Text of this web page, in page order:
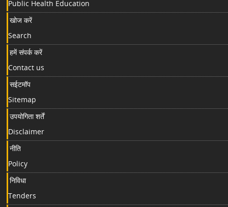
Public Health Education
खोज करें
Search
हमें संपर्क करें
Contact us
सईटमॉप
Sitemap
उपयोगिता शर्तें
Disclaimer
नीति
Policy
निविधा
Tenders